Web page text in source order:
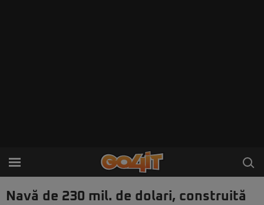
Navă de 230 mil. de dolari, construită